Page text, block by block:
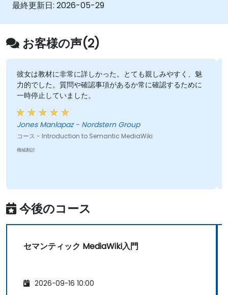
ラットフォームの実現方法なども詳細に説明しま
す。これらにより組織は大規模かつ多様な分野に
おいて知識の発見・管理・共有をより効果的に行
えるようになります。
最終更新日: 2026-05-29
お客様の声(2)
彼女は教材に非常に詳しかった。とても親しみやすく、魅
力的でした。質問や確認事項があるか常に確認するために
一時停止していました。
Jones Manlapaz - Nordstern Group
コース - Introduction to Semantic MediaWiki
機械翻訳
今後のコース
セマンティック MediaWiki入門
2026-09-16 10:00